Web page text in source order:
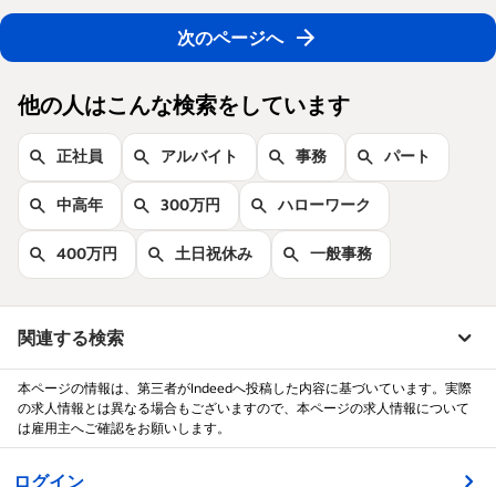
次のページへ
他の人はこんな検索をしています
正社員 アルバイト 事務 パート
中高年 300万円 ハローワーク
400万円 土日祝休み 一般事務
関連する検索
本ページの情報は、第三者がIndeedへ投稿した内容に基づいています。実際
の求人情報とは異なる場合もございますので、本ページの求人情報について
は雇用主へご確認をお願いします。
ログイン